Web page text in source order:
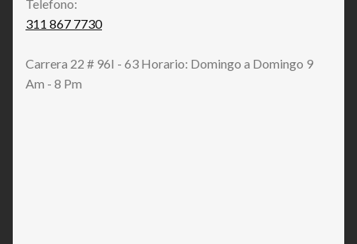
Telefono:
311 867 7730
Carrera 22 # 96I - 63 Horario: Domingo a Domingo 9
Am - 8 Pm